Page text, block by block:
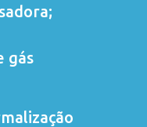
gás